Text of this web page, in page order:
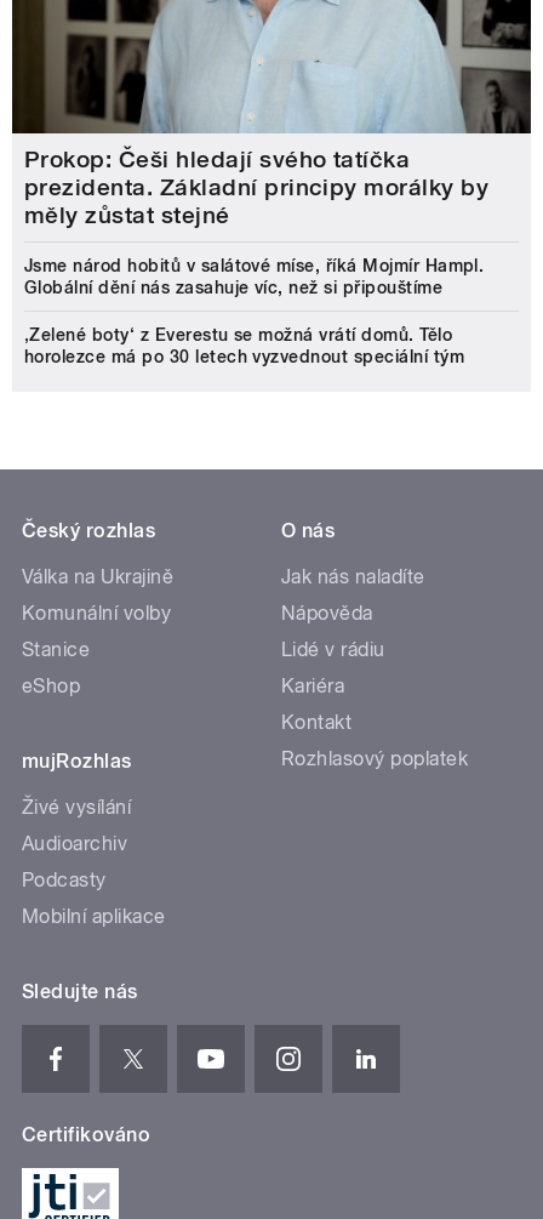
Prokop: Češi hledají svého tatíčka
prezidenta. Základní principy morálky by
měly zůstat stejné
Jsme národ hobitů v salátové míse, říká Mojmír Hampl.
Globální dění nás zasahuje víc, než si připouštíme
‚Zelené boty‘ z Everestu se možná vrátí domů. Tělo
horolezce má po 30 letech vyzvednout speciální tým
Český rozhlas
Válka na Ukrajině
Komunální volby
Stanice
eShop
mujRozhlas
Živé vysílání
Audioarchiv
Podcasty
Mobilní aplikace
O nás
Jak nás naladíte
Nápověda
Lidé v rádiu
Kariéra
Kontakt
Rozhlasový poplatek
Sledujte nás
Certifikováno